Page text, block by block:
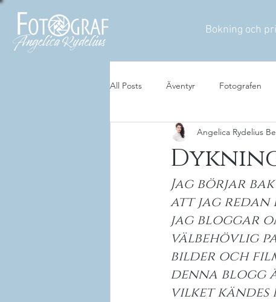
Bokning och
All Posts Äventyr Fotografen
Angelica Rydelius
Jag börjar
att jag redan
jag bloggar
välbehövlig
bilder och
denna blogg
vilket kändes